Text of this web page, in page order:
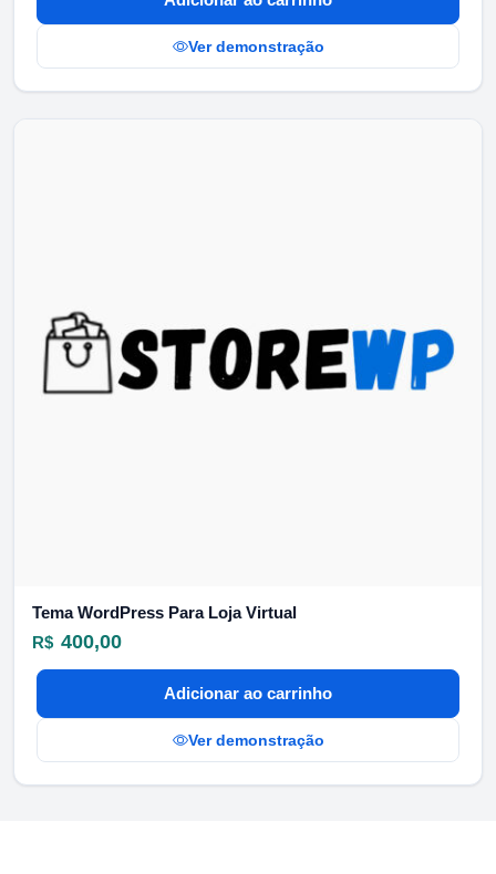
Ver demonstração
Tema WordPress Para Loja Virtual
R$ 400,00
Adicionar ao carrinho
Ver demonstração